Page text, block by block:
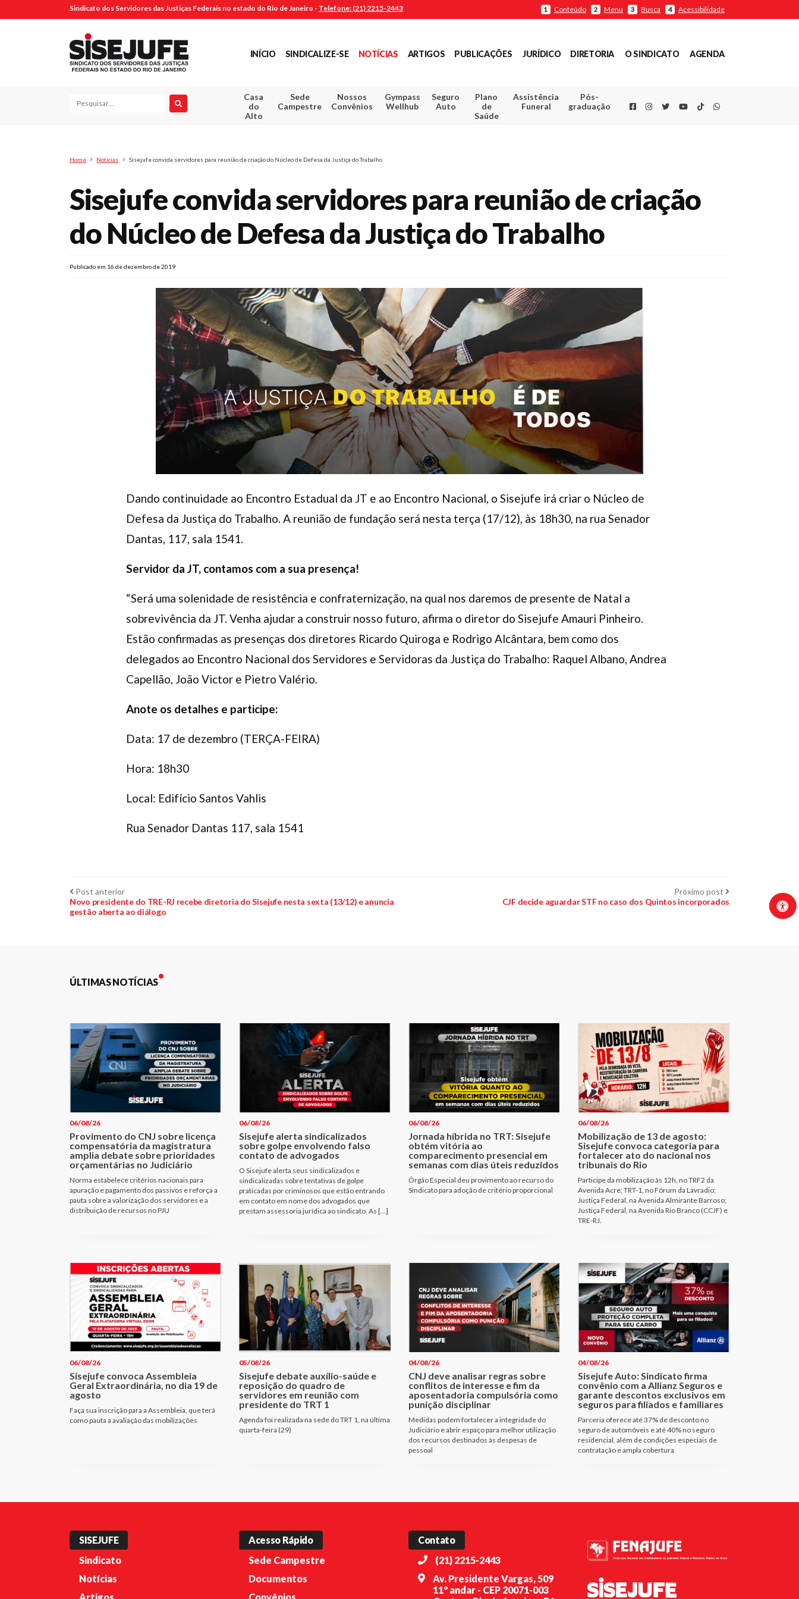
Sindicato dos Servidores das Justiças Federais no estado do Rio de Janeiro - Telefone: (21) 2215-2443 1 Conteúdo 2 Menu 3 Busca 4 Acessibilidade
INÍCIO SINDICALIZE-SE NOTÍCIAS ARTIGOS PUBLICAÇÕES JURÍDICO DIRETORIA O SINDICATO AGENDA
Pesquisa
Casa
do
Alto
Sede
Campestre
Nossos
Convênios
Gympass
Wellhub
Seguro
Auto
Plano
de
Saúde
Assistência
Funeral
Pós-
graduação
FacebookInstagram
TwitterYoutube
TikTokWhatsapp
Home Notícias Sisejufe convida servidores para reunião de criação do Núcleo de Defesa da Justiça do Trabalho
Sisejufe convida servidores para reunião de criação
do Núcleo de Defesa da Justiça do Trabalho
Publicado em 16 de dezembro de 2019
Dando continuidade ao Encontro Estadual da JT e ao Encontro Nacional, o Sisejufe irá criar o Núcleo de
Defesa da Justiça do Trabalho. A reunião de fundação será nesta terça (17/12), às 18h30, na rua Senador
Dantas, 117, sala 1541.
Servidor da JT, contamos com a sua presença!
“Será uma solenidade de resistência e confraternização, na qual nos daremos de presente de Natal a
sobrevivência da JT. Venha ajudar a construir nosso futuro, afirma o diretor do Sisejufe Amauri Pinheiro.
Estão confirmadas as presenças dos diretores Ricardo Quiroga e Rodrigo Alcântara, bem como dos
delegados ao Encontro Nacional dos Servidores e Servidoras da Justiça do Trabalho: Raquel Albano, Andrea
Capellão, João Victor e Pietro Valério.
Anote os detalhes e participe:
Data: 17 de dezembro (TERÇA-FEIRA)
Hora: 18h30
Local: Edifício Santos Vahlis
Rua Senador Dantas 117, sala 1541
Navegação
de
Post anteriorPost
anterior:
Novo presidente do TRE-RJ recebe diretoria do Sisejufe nesta sexta (13/12) e anuncia
gestão aberta ao diálogo
Próximo post Próximo
CJF decide aguardar STF no caso dos Quintos incorporados
ÚLTIMAS NOTÍCIAS
06/08/26
Provimento do CNJ sobre licença
compensatória da magistratura
amplia debate sobre prioridades
orçamentárias no Judiciário
Norma estabelece critérios nacionais para
apuração e pagamento dos passivos e reforça a
pauta sobre a valorização dos servidores e a
distribuição de recursos no PJU
06/08/26
Sisejufe alerta sindicalizados
sobre golpe envolvendo falso
contato de advogados
O Sisejufe alerta seus sindicalizados e
sindicalizadas sobre tentativas de golpe
praticadas por criminosos que estão entrando
em contato em nome dos advogados que
prestam assessoria jurídica ao sindicato. As […]
06/08/26
Jornada híbrida no TRT: Sisejufe
obtém vitória ao
comparecimento presencial em
semanas com dias úteis reduzidos
Órgão Especial deu provimento ao recurso do
Sindicato para adoção de critério proporcional
06/08/26
Mobilização de 13 de agosto:
Sisejufe convoca categoria para
fortalecer ato do nacional nos
tribunais do Rio
Participe da mobilização às 12h, no TRF2 da
Avenida Acre; TRT-1, no Fórum da Lavradio;
Justiça Federal, na Avenida Almirante Barroso;
Justiça Federal, na Avenida Rio Branco (CCJF) e
TRE-RJ.
06/08/26
Sisejufe convoca Assembleia
Geral Extraordinária, no dia 19 de
agosto
Faça sua inscrição para a Assembleia, que terá
como pauta a avaliação das mobilizações
05/08/26
Sisejufe debate auxílio-saúde e
reposição do quadro de
servidores em reunião com
presidente do TRT 1
Agenda foi realizada na sede do TRT 1, na última
quarta-feira (29)
04/08/26
CNJ deve analisar regras sobre
conflitos de interesse e fim da
aposentadoria compulsória como
punição disciplinar
Medidas podem fortalecer a integridade do
Judiciário e abrir espaço para melhor utilização
dos recursos destinados às despesas de
pessoal
04/08/26
Sisejufe Auto: Sindicato firma
convênio com a Allianz Seguros e
garante descontos exclusivos em
seguros para filiados e familiares
Parceria oferece até 37% de desconto no
seguro de automóveis e até 40% no seguro
residencial, além de condições especiais de
contratação e ampla cobertura
SISEJUFE
Sindicato
Notícias
Artigos
Acesso Rápido
Sede Campestre
Documentos
Convênios
Contato
(21) 2215-2443
Av. Presidente Vargas, 509
11º andar - CEP 20071-003